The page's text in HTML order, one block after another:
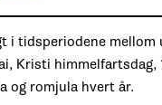
i tidsperiodene mellom
Kristi himmelfartsdag,
og romjula hvert år.